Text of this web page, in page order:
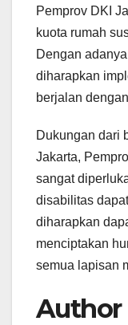
Pemprov DKI
kuota rumah
Dengan
diharapkan
berjalan
Dukungan dari
Jakarta,
sangat
disabilitas
diharapkan
menciptakan
semua lapisan
Author